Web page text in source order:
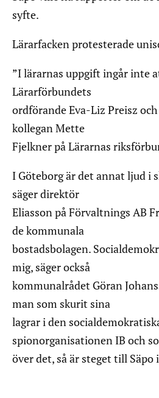
syfte.
Lärarfacken protesterade
”I lärarnas uppgift ingår inte
Lärarförbundets
ordförande Eva-Liz Preisz
kollegan Mette
Fjelkner på Lärarnas
I Göteborg är det annat ljud i
säger direktör
Eliasson på Förvaltnings AB
de kommunala
bostadsbolagen.
mig, säger också
kommunalrådet Göran
man som skurit sina
lagrar i den
spionorganisationen IB och
över det, så är steget till Säpo